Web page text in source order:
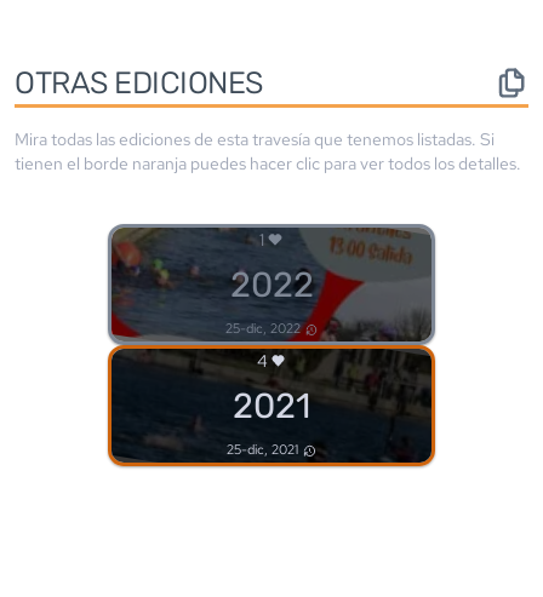
OTRAS EDICIONES
Mira todas las ediciones de esta travesía que tenemos listadas. Si
tienen el borde naranja puedes hacer clic para ver todos los detalles.
1
2022
25-dic, 2022
4
2021
25-dic, 2021